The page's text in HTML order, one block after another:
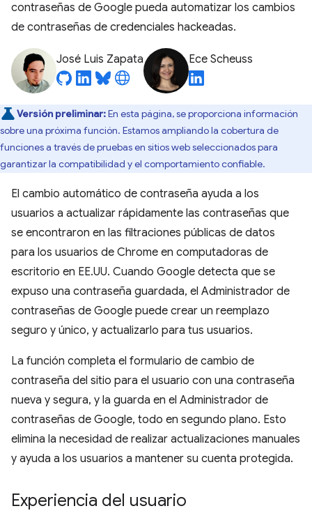
contraseñas de Google pueda automatizar los cambios
de contraseñas de credenciales hackeadas.
José Luis Zapata Ece Scheuss
Versión preliminar:En esta página, se proporciona información
sobre una próxima función. Estamos ampliando la cobertura de
funciones a través de pruebas en sitios web seleccionados para
garantizar la compatibilidad y el comportamiento confiable.
El cambio automático de contraseña ayuda a los
usuarios a actualizar rápidamente las contraseñas que
se encontraron en las filtraciones públicas de datos
para los usuarios de Chrome en computadoras de
escritorio en EE.UU. Cuando Google detecta que se
expuso una contraseña guardada, el Administrador de
contraseñas de Google puede crear un reemplazo
seguro y único, y actualizarlo para tus usuarios.
La función completa el formulario de cambio de
contraseña del sitio para el usuario con una contraseña
nueva y segura, y la guarda en el Administrador de
contraseñas de Google, todo en segundo plano. Esto
elimina la necesidad de realizar actualizaciones manuales
y ayuda a los usuarios a mantener su cuenta protegida.
Experiencia del usuario